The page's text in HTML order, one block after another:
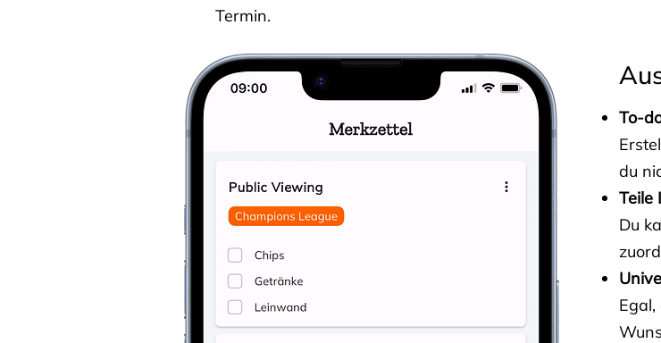
Termin.
To-
du
Teile
Du